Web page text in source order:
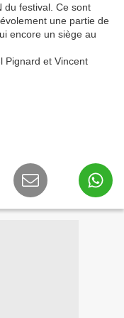
du festival. Ce sont
une partie de
encore un siège au
Pignard et Vincent